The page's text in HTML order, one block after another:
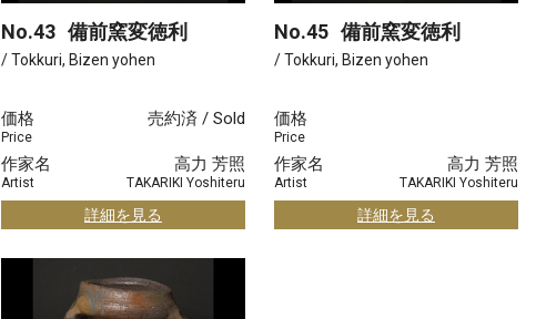
No.43 備前窯変徳利
/ Tokkuri, Bizen yohen
価格
Price
売約済 / Sold
作家名
Artist
高力 芳照
TAKARIKI Yoshiteru
詳細を見る
No.45 備前窯変徳利
/ Tokkuri, Bizen yohen
価格
Price
作家名
Artist
高力 芳照
TAKARIKI Yoshiteru
詳細を見る